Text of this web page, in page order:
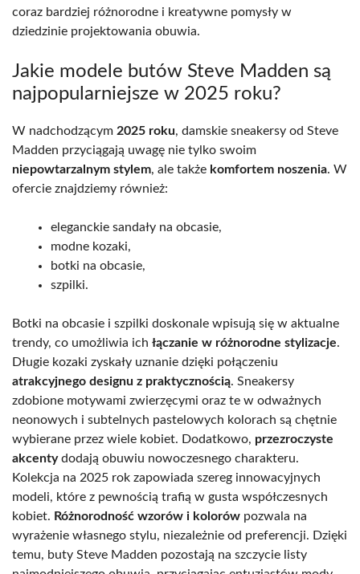
coraz bardziej różnorodne i kreatywne pomysły w
dziedzinie projektowania obuwia.
Jakie modele butów Steve Madden są
najpopularniejsze w 2025 roku?
W nadchodzącym 2025 roku, damskie sneakersy od Steve
Madden przyciągają uwagę nie tylko swoim
niepowtarzalnym stylem, ale także komfortem noszenia. W
ofercie znajdziemy również:
eleganckie sandały na obcasie,
modne kozaki,
botki na obcasie,
szpilki.
Botki na obcasie i szpilki doskonale wpisują się w aktualne
trendy, co umożliwia ich łączanie w różnorodne stylizacje.
Długie kozaki zyskały uznanie dzięki połączeniu
atrakcyjnego designu z praktycznością. Sneakersy
zdobione motywami zwierzęcymi oraz te w odważnych
neonowych i subtelnych pastelowych kolorach są chętnie
wybierane przez wiele kobiet. Dodatkowo, przezroczyste
akcentydodają obuwiu nowoczesnego charakteru.
Kolekcja na 2025 rok zapowiada szereg innowacyjnych
modeli, które z pewnością trafią w gusta współczesnych
kobiet. Różnorodność wzorów i kolorów pozwala na
wyrażenie własnego stylu, niezależnie od preferencji. Dzięki
temu, buty Steve Madden pozostają na szczycie listy